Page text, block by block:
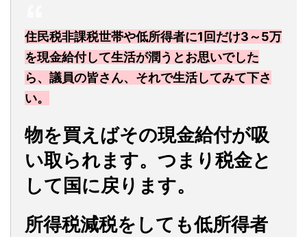
住民税非課税世帯や低所得者に1回だけ3～5万
を現金給付して生活が潤うとお思いでした
ら、議員の皆さん、それで生活してみて下さ
い。
物を買えばその現金給付が吸
い取られます。つまり税金と
して国に戻ります。
所得税減税をしても低所得者